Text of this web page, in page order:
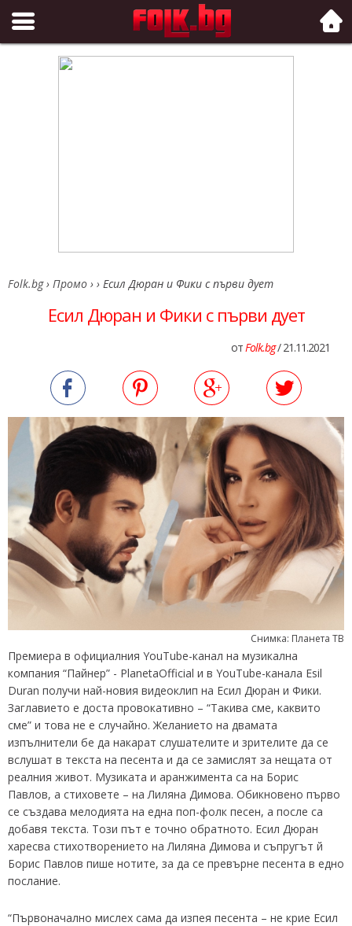
Folk.bg
Folk.bg › Промо › › Есил Дюран и Фики с първи дует
Есил Дюран и Фики с първи дует
отFolk.bg/ 21.11.2021
Снимка: Планета ТВ
Премиера в официалния YouTube-канал на музикална
компания “Пайнер” - PlanetaOfficial и в YouTube-канала Esil
Durаn получи най-новия видеоклип на Есил Дюран и Фики.
Заглавието е доста провокативно – “Такива сме, каквито
сме” и това не е случайно. Желанието на двамата
изпълнители бе да накарат слушателите и зрителите да се
вслушат в текста на песента и да се замислят за нещата от
реалния живот. Музиката и аранжимента са на Борис
Павлов, а стиховете – на Лиляна Димова. Обикновено първо
се създава мелодията на една поп-фолк песен, а после са
добавя текста. Този път е точно обратното. Есил Дюран
харесва стихотворението на Лиляна Димова и съпругът й
Борис Павлов пише нотите, за да се превърне песента в едно
послание.
“Първоначално мислех сама да изпея песента – не крие Есил